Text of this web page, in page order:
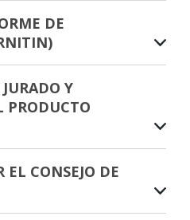
DE
Y
PRODUCTO
EL CONSEJO DE